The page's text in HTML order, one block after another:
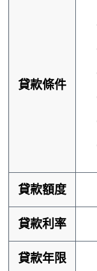
貸款條件
貸款額度
貸款利率
貸款年限